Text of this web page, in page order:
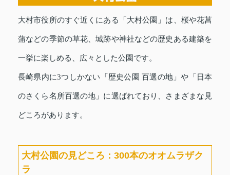
大村市役所のすぐ近くにある「大村公園」は、桜や花菖
蒲などの季節の草花、城跡や神社などの歴史ある建築を
一挙に楽しめる、広々とした公園です。
長崎県内に3つしかない「歴史公園 百選の地」や「日本
のさくら名所百選の地」に選ばれており、さまざまな見
どころがあります。
大村公園の見どころ：300本のオオムラザク
ラ